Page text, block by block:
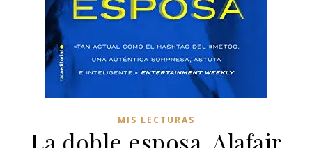
MIS LECTURAS
La doble esposa. Alafair